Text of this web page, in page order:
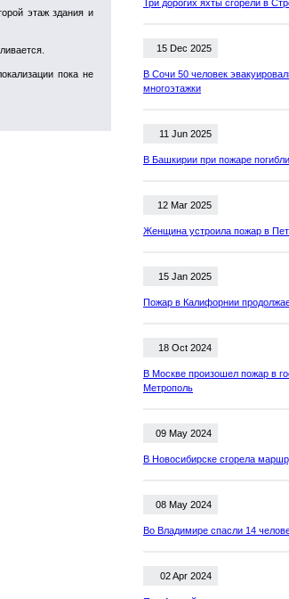
этаж здания и
пока не
Три дорогих яхты сгорели в
15 Dec 2025
В Сочи 50 человек
многоэтажки
11 Jun 2025
В Башкирии при пожаре
12 Mar 2025
Женщина устроила пожар в
15 Jan 2025
Пожар в Калифорнии
18 Oct 2024
В Москве произошел пожар в
Метрополь
09 May 2024
В Новосибирске сгорела
08 May 2024
Во Владимире спасли 14
02 Apr 2024